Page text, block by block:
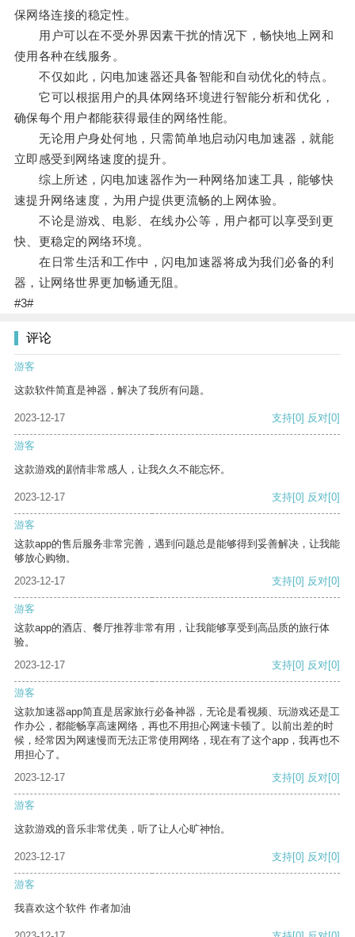
保网络连接的稳定性。
用户可以在不受外界因素干扰的情况下，畅快地上网和
使用各种在线服务。
不仅如此，闪电加速器还具备智能和自动优化的特点。
它可以根据用户的具体网络环境进行智能分析和优化，
确保每个用户都能获得最佳的网络性能。
无论用户身处何地，只需简单地启动闪电加速器，就能
立即感受到网络速度的提升。
综上所述，闪电加速器作为一种网络加速工具，能够快
速提升网络速度，为用户提供更流畅的上网体验。
不论是游戏、电影、在线办公等，用户都可以享受到更
快、更稳定的网络环境。
在日常生活和工作中，闪电加速器将成为我们必备的利
器，让网络世界更加畅通无阻。
#3#
评论
游客
这款软件简直是神器，解决了我所有问题。
2023-12-17 支持[0] 反对[0]
游客
这款游戏的剧情非常感人，让我久久不能忘怀。
2023-12-17 支持[0] 反对[0]
游客
这款app的售后服务非常完善，遇到问题总是能够得到妥善解决，让我能
够放心购物。
2023-12-17
支持[0] 反对[0]
游客
这款app的酒店、餐厅推荐非常有用，让我能够享受到高品质的旅行体
验。
2023-12-17
支持[0] 反对[0]
游客
这款加速器app简直是居家旅行必备神器，无论是看视频、玩游戏还是工
作办公，都能畅享高速网络，再也不用担心网速卡顿了。以前出差的时
候，经常因为网速慢而无法正常使用网络，现在有了这个app，我再也不
用担心了。
2023-12-17
支持[0] 反对[0]
游客
这款游戏的音乐非常优美，听了让人心旷神怡。
2023-12-17 支持[0] 反对[0]
游客
我喜欢这个软件 作者加油